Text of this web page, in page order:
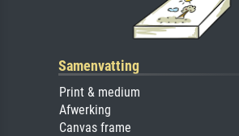
Samenvatting
Print & medium
Afwerking
Canvas frame